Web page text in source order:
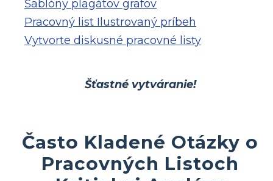
Šablóny plagátov grafov
Pracovný list Ilustrovaný príbeh
Vytvorte diskusné pracovné listy
Šťastné vytváranie!
Často Kladené Otázky o
Pracovných Listoch